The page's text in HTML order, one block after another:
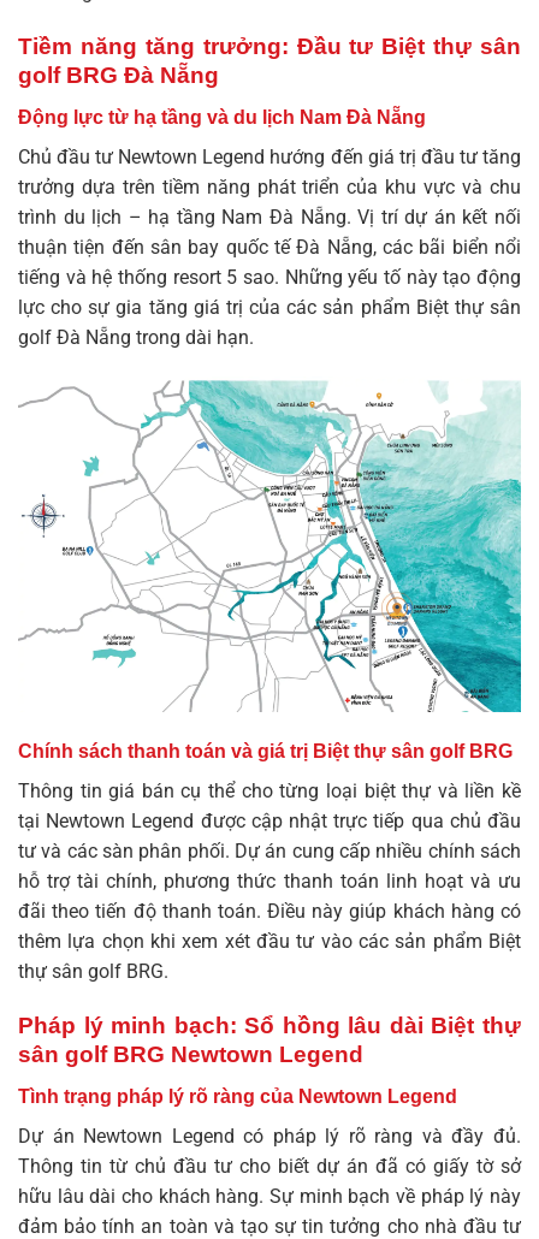
Tiềm năng tăng trưởng: Đầu tư Biệt thự sân
golf BRG Đà Nẵng
Động lực từ hạ tầng và du lịch Nam Đà Nẵng
Chủ đầu tư Newtown Legend hướng đến giá trị đầu tư tăng
trưởng dựa trên tiềm năng phát triển của khu vực và chu
trình du lịch – hạ tầng Nam Đà Nẵng. Vị trí dự án kết nối
thuận tiện đến sân bay quốc tế Đà Nẵng, các bãi biển nổi
tiếng và hệ thống resort 5 sao. Những yếu tố này tạo động
lực cho sự gia tăng giá trị của các sản phẩm Biệt thự sân
golf Đà Nẵng trong dài hạn.
Chính sách thanh toán và giá trị Biệt thự sân golf BRG
Thông tin giá bán cụ thể cho từng loại biệt thự và liền kề
tại Newtown Legend được cập nhật trực tiếp qua chủ đầu
tư và các sàn phân phối. Dự án cung cấp nhiều chính sách
hỗ trợ tài chính, phương thức thanh toán linh hoạt và ưu
đãi theo tiến độ thanh toán. Điều này giúp khách hàng có
thêm lựa chọn khi xem xét đầu tư vào các sản phẩm Biệt
thự sân golf BRG.
Pháp lý minh bạch: Sổ hồng lâu dài Biệt thự
sân golf BRG Newtown Legend
Tình trạng pháp lý rõ ràng của Newtown Legend
Dự án Newtown Legend có pháp lý rõ ràng và đầy đủ.
Thông tin từ chủ đầu tư cho biết dự án đã có giấy tờ sở
hữu lâu dài cho khách hàng. Sự minh bạch về pháp lý này
đảm bảo tính an toàn và tạo sự tin tưởng cho nhà đầu tư